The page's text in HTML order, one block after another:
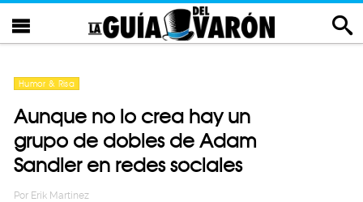
Humor & Risa
Aunque no lo crea hay un
grupo de dobles de Adam
Sandler en redes sociales
Por Erik Martinez